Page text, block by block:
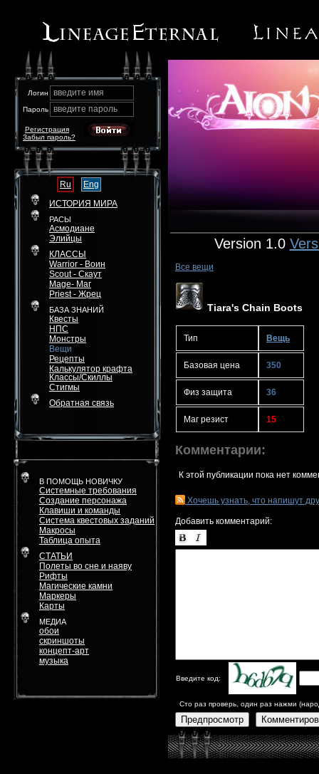
Логин введите имя
Пароль введите пароль
Забыл пароль?
Регистрация
Ru
Eng
ИСТОРИЯ МИРА
РАСЫ
Асмодиане
Элийцы
КЛАССЫ
Warrior - Воин
Scout - Скаут
Mage- Маг
Priest - Жрец
БАЗА ЗНАНИЙ
Квесты
НПС
Монстры
Вещи
Рецепты
Калькулятор крафта
Классы/Скиллы
Стигмы
Обратная связь
В ПОМОЩЬ НОВИЧКУ
Системные требования
Создание персонажа
Клавиши и команды
Система квестовых заданий
Макросы
Таблица опыта
СТАТЬИ
Полеты во сне и наяву
Рифты
Магические камни
Маркеры
Карты
МЕДИА
обои
скриншоты
концепт-арт
музыка
Version 1.0
Все вещи
Tiara's Chain Boots
Тип Вещь
Базовая цена 350
Физ защита 36
Маг резист 15
Комментарии:
К этой публикации пока нет
Хочешь узнать, что напишут
Добавить комментарий:
Введите код:
Сто раз проверь, один раз нажми
Предпросмотр